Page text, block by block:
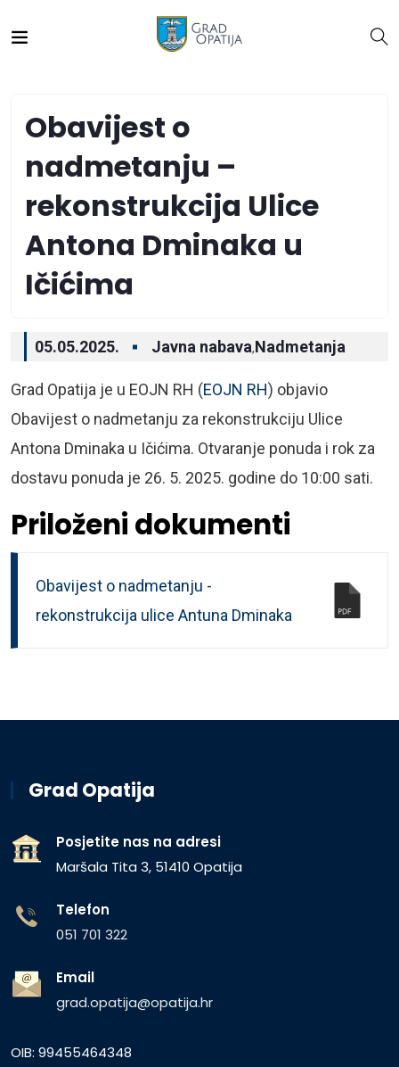
Obavijest o
nadmetanju –
rekonstrukcija Ulice
Antona Dminaka u
Ičićima
05.05.2025. Javna nabava,Nadmetanja
Grad Opatija je u EOJN RH (EOJN RH) objavio
Obavijest o nadmetanju za rekonstrukciju Ulice
Antona Dminaka u Ičićima. Otvaranje ponuda i rok za
dostavu ponuda je 26. 5. 2025. godine do 10:00 sati.
Priloženi dokumenti
Obavijest o nadmetanju -
rekonstrukcija ulice Antuna Dminaka
Grad Opatija
Posjetite nas na adresi
Maršala Tita 3, 51410 Opatija
Telefon
051 701 322
Email
grad.opatija@opatija.hr
OIB: 99455464348